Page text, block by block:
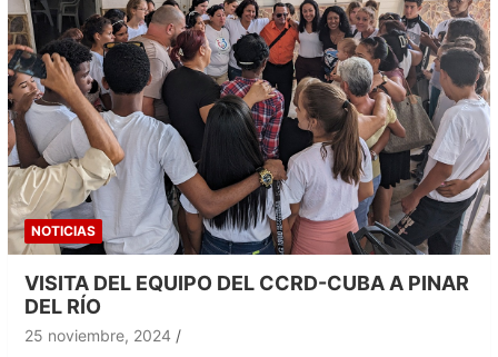
NOTICIAS
VISITA DEL EQUIPO DEL CCRD-CUBA A PINAR
DEL RÍO
25 noviembre, 2024